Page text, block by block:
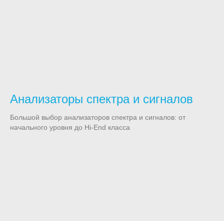
Анализаторы спектра и сигналов
Большой выбор анализаторов спектра и сигналов: от
начального уровня до Hi-End класса